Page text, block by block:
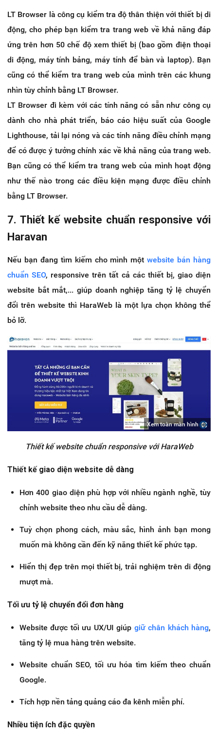
LT Browser là công cụ kiểm tra độ thân thiện với thiết bị di
động, cho phép bạn kiểm tra trang web về khả năng đáp
ứng trên hơn 50 chế độ xem thiết bị (bao gồm điện thoại
di động, máy tính bảng, máy tính để bàn và laptop). Bạn
cũng có thể kiểm tra trang web của mình trên các khung
nhìn tùy chỉnh bằng LT Browser.
LT Browser đi kèm với các tính năng có sẵn như công cụ
dành cho nhà phát triển, báo cáo hiệu suất của Google
Lighthouse, tải lại nóng và các tính năng điều chỉnh mạng
để có được ý tưởng chính xác về khả năng của trang web.
Bạn cũng có thể kiểm tra trang web của mình hoạt động
như thế nào trong các điều kiện mạng được điều chỉnh
bằng LT Browser.
7. Thiết kế website chuẩn responsive với
Haravan
Nếu bạn đang tìm kiếm cho mình mộtwebsite bán hàng
chuẩn SEO, responsive trên tất cả các thiết bị, giao diện
website bắt mắt,... giúp doanh nghiệp tăng tỷ lệ chuyển
đổi trên website thì HaraWeb là một lựa chọn không thể
bỏ lỡ.
Xem toàn màn hình
Thiết kế website chuẩn responsive với HaraWeb
Thiết kế giao diện website dễ dàng
Hơn 400 giao diện phù hợp với nhiều ngành nghề, tùy
chỉnh website theo nhu cầu dễ dàng.
Tuỳ chọn phong cách, màu sắc, hình ảnh bạn mong
muốn mà không cần đến kỹ năng thiết kế phức tạp.
Hiển thị đẹp trên mọi thiết bị, trải nghiệm trên di động
mượt mà.
Tối ưu tỷ lệ chuyển đổi đơn hàng
Website được tối ưu UX/UI giúp giữ chân khách hàng,
tăng tỷ lệ mua hàng trên website.
Website chuẩn SEO, tối ưu hóa tìm kiếm theo chuẩn
Google.
Tích hợp nền tảng quảng cáo đa kênh miễn phí.
Nhiều tiện ích đặc quyền